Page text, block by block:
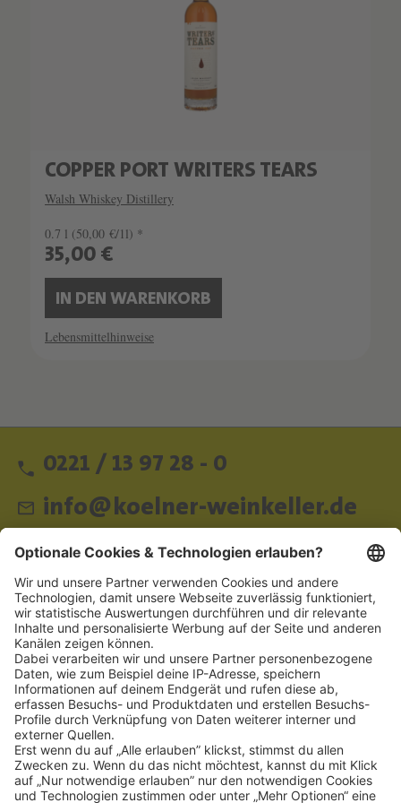
COPPER PORT WRITERS TEARS
Walsh Whiskey Distillery
0.7 l (50,00 €/1l) *
35,00 €
IN DEN WARENKORB
Lebensmittelhinweise
0221 / 13 97 28 - 0
info@koelner-weinkeller.de
Schnellzugriff
ZAHLUNGSMETHODEN
SOCIAL
NEWSLETTER
BESUCHEN SIE UNS